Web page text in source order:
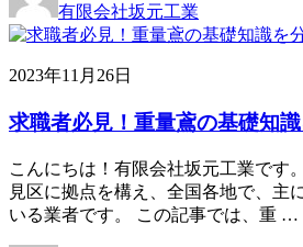
有限会社坂元工業
2023年11月26日
求職者必見！重量鳶の基礎知
こんにちは！有限会社坂元工業です
見区に拠点を構え、全国各地で、主
いる業者です。 この記事では、重 …